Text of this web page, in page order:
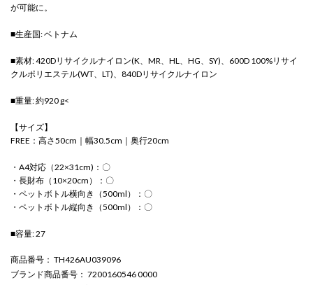
が可能に。
■生産国: ベトナム
■素材: 420Dリサイクルナイロン(K、MR、HL、HG、SY)、600D 100%リサイ
クルポリエステル(WT、LT)、840Dリサイクルナイロン
■重量: 約920 g<
【サイズ】
FREE：高さ50cm｜幅30.5cm｜奥行20cm
・A4対応（22×31cm)：〇
・長財布（10×20cm）：〇
・ペットボトル横向き（500ml）：〇
・ペットボトル縦向き（500ml）：〇
■容量: 27
商品番号 ： TH426AU039096
ブランド商品番号 ： 7200160546 0000